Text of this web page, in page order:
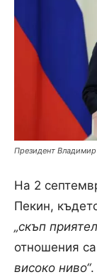
Президент
На 2
Пекин,
„скъп
отношения
високо ниво“.